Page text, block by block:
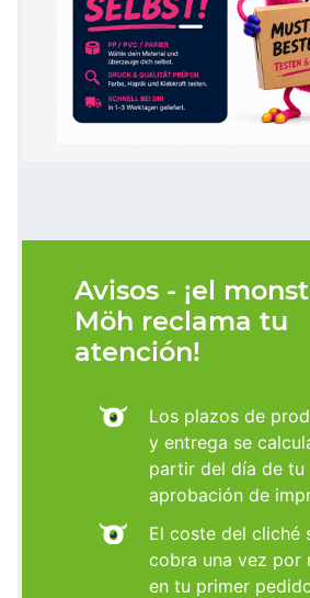
Avisos - ¡el
Möh reclama tu
atención!
Los plazos de
y entrega se
partir del día de tu
aprobación de
El coste del cliché
cobra una vez por
en tu primer